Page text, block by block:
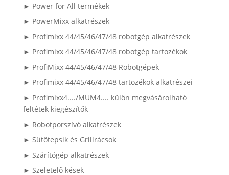
► Power for All termékek
► PowerMixx alkatrészek
► Profimixx 44/45/46/47/48 robotgép alkatrészek
► Profimixx 44/45/46/47/48 robotgép tartozékok
► ProfiMixx 44/45/46/47/48 Robotgépek
► Profimixx 44/45/46/47/48 tartozékok alkatrészei
► Profimixx4..../MUM4.... külön megvásárolható
feltétek kiegészítők
► Robotporszívó alkatrészek
► Sütőtepsik és Grillrácsok
► Szárítógép alkatrészek
► Szeletelő kések